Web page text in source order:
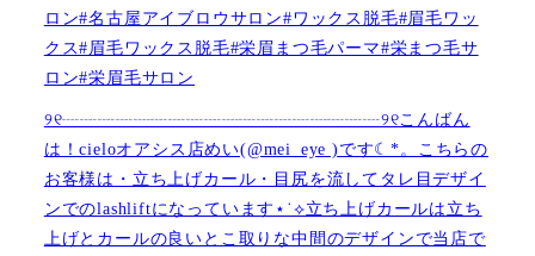
ロン#名古屋アイブロウサロン#ワックス脱毛#眉毛ワッ
クス#眉毛ワックス脱毛#栄眉まつ毛パーマ#栄まつ毛サ
ロン#栄眉毛サロン
୨୧┈┈┈┈┈┈┈┈┈┈┈┈┈┈┈┈┈┈୨୧こんばん
は！cieloオアシス店めい(@mei_eye )です︎︎☾*。こちらの
お客様は・立ち上げカール・目尻を流してタレ目デザイ
ンでのlashliftになっています⋆˙⟡立ち上げカールは立ち
上げとカールの良いとこ取りな中間のデザインで当店で